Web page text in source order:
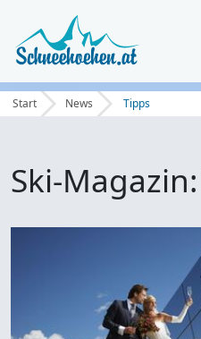
Start News Tipps
Ski-